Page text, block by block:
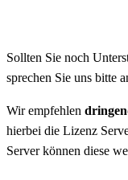
Sollten Sie noch
sprechen Sie uns bitte
Wir empfehlen
hierbei die Lizenz
Server können diese